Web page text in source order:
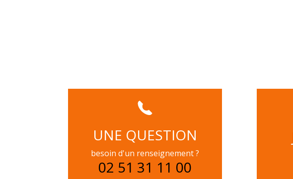
UNE QUESTION
besoin d'un renseignement ?
02 51 31 11 00